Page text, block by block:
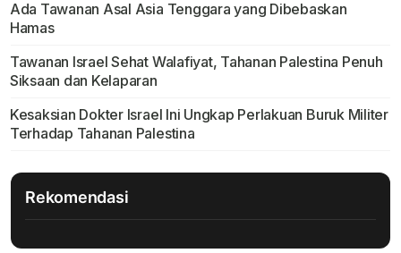
Ada Tawanan Asal Asia Tenggara yang Dibebaskan
Hamas
Tawanan Israel Sehat Walafiyat, Tahanan Palestina Penuh
Siksaan dan Kelaparan
Kesaksian Dokter Israel Ini Ungkap Perlakuan Buruk Militer
Terhadap Tahanan Palestina
Rekomendasi